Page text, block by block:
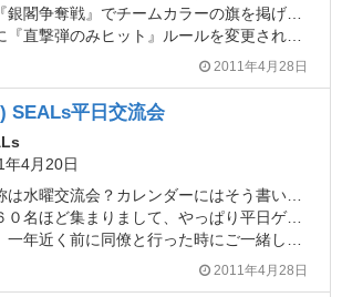
でチームカラーの旗を掲げる、という変更点がありましたが、それ以外はいつもの俺幹でした。
撃弾のみヒット』ルールを変更されそうな場面もありましたが。
2011年4月28日
SEALs平日交流会
年4月20日
ど集まりまして、やっぱり平日ゲーマーは結構居るもんですね！
く前に同僚と行った時にご一緒した”零”さんが居られまして。
2011年4月28日